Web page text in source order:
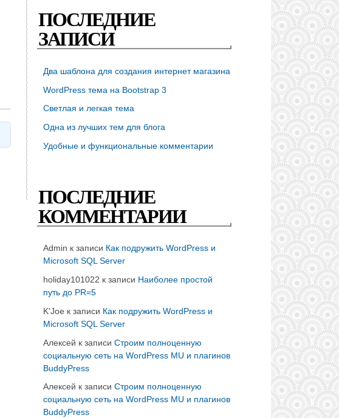
ПОСЛЕДНИЕ
ЗАПИСИ
Два шаблона для создания интернет магазина
WordPress тема на Bootstrap 3
Светлая и легкая тема
Одна из лучших тем для блога
Удобные и функциональные комментарии
ПОСЛЕДНИЕ
КОММЕНТАРИИ
Admin к записи Как подружить WordPress и
Microsoft SQL Server
holiday101022 к записи Наиболее простой
путь до PR=5
K'Joe к записи Как подружить WordPress и
Microsoft SQL Server
Алексей к записи Строим полноценную
социальную сеть на WordPress MU и плагинов
BuddyPress
Алексей к записи Строим полноценную
социальную сеть на WordPress MU и плагинов
BuddyPress